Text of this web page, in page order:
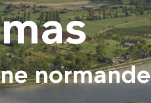
normande